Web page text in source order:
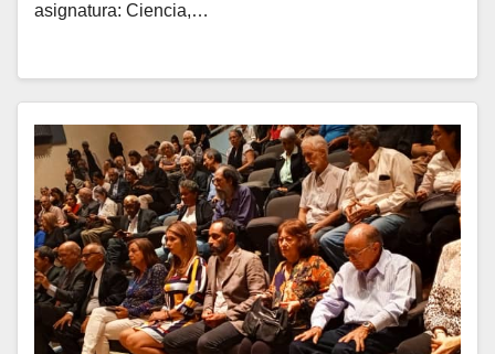
asignatura: Ciencia,…